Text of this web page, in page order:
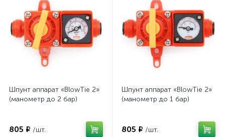
Шпунт аппарат «BlowTie 2»
(манометр до 2 бар)
805 ₽ /шт.
Шпунт аппарат «BlowTie 2»
(манометр до 1 бар)
805 ₽ /шт.